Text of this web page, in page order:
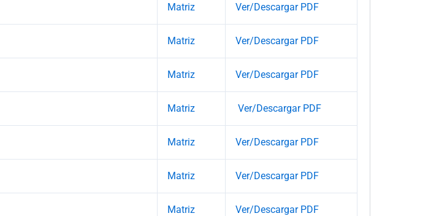
Matriz Ver/Descargar PDF
Matriz Ver/Descargar PDF
Matriz Ver/Descargar PDF
Matriz Ver/Descargar PDF
Matriz Ver/Descargar PDF
Matriz Ver/Descargar PDF
Matriz Ver/Descargar PDF